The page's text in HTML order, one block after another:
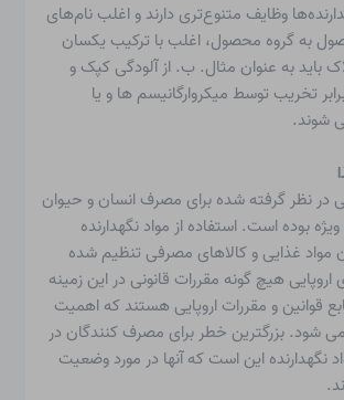
وظایف متنوع‌تری دارند و اغلب نام‌های
به گروه محصول، اغلب با ترکیب یکسان
باید به عنوان مثال. ب. از آلودگی کپک و
تخریب توسط میکروارگانیسم ها و یا
شوند.
در نظر گرفته شده برای مصرف انسان و حیوان
بوده است. استفاده از مواد نگهدارنده
مواد غذایی و کالاهای مصرفی تنظیم شده
هیچ گونه مقررات قانونی در این زمینه
تابع قوانین و مقررات اروپایی هستند که اهمیت
می شود. بزرگترین خطر برای مصرف کنندگان در
نگهدارنده این است که آنها در مورد وضعیت